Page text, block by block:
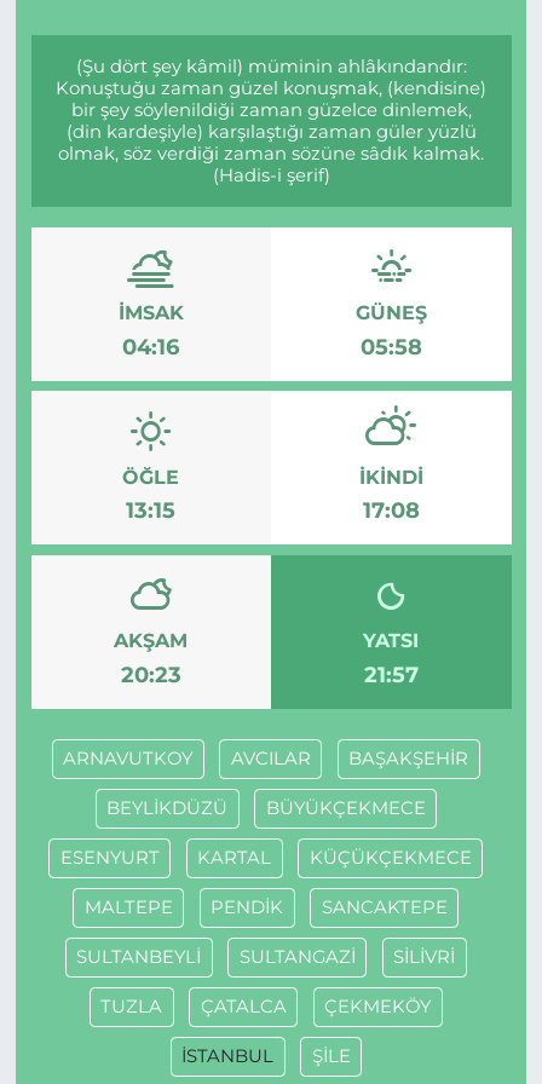
(Şu dört şey kâmil) müminin ahlâkındandır:
Konuştuğu zaman güzel konuşmak, (kendisine)
bir şey söylenildiği zaman güzelce dinlemek,
(din kardeşiyle) karşılaştığı zaman güler yüzlü
olmak, söz verdiği zaman sözüne sâdık kalmak.
(Hadis-i şerif)
İMSAK
04:16
GÜNEŞ
05:58
ÖĞLE
13:15
İKINDI
17:08
AKŞAM
20:23
YATSI
21:57
ARNAVUTKOY AVCILAR BAŞAKŞEHİR
BEYLİKDÜZÜ BÜYÜKÇEKMECE
ESENYURT KARTAL KÜÇÜKÇEKMECE
MALTEPE PENDİK SANCAKTEPE
SULTANBEYLİ SULTANGAZİ SİLİVRİ
TUZLA ÇATALCA ÇEKMEKÖY
İSTANBUL ŞİLE